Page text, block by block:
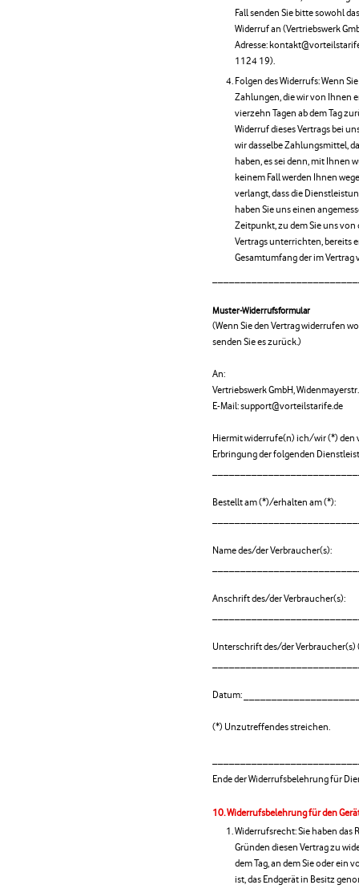
Fall senden Sie bitte sowohl
Widerruf an (Vertriebswerk
Adresse:
1124 19).
Folgen des Widerrufs: Wenn
Zahlungen, die wir von Ihnen
vierzehn Tagen ab dem Tag
Widerruf dieses Vertrags bei
wir dasselbe Zahlungsmittel,
haben, es sei denn, mit Ihnen
keinem Fall werden Ihnen
verlangt, dass die
haben Sie uns einen
Zeitpunkt, zu dem Sie uns
Vertrags unterrichten, bereits
Gesamtumfang der im
Muster-Widerrufsformular
(Wenn Sie den Vertrag widerrufen
senden Sie es zurück.)
An:
Vertriebswerk GmbH,
E-Mail: support@vorteilstarife.de
Hiermit widerrufe(n) ich/wir (*) den
Erbringung der folgenden
Bestellt am (*)/erhalten am (*):
Name des/der Verbraucher(s):
Anschrift des/der Verbraucher(s):
Unterschrift des/der
Datum:
(*) Unzutreffendes streichen.
Ende der Widerrufsbelehrung für
Widerrufsbelehrung für den
Widerrufsrecht: Sie haben das
Gründen diesen Vertrag zu
dem Tag, an dem Sie oder ein
ist, das Endgerät in Besitz